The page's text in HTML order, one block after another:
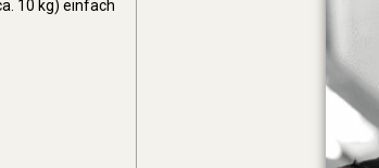
10 kg) einfach